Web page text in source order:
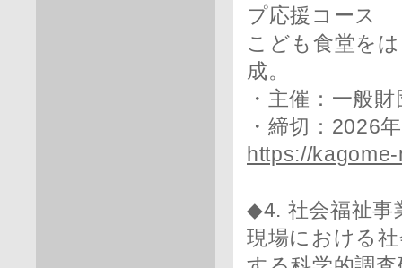
プ応援コース
こども食堂を
成。
・主催：一般
・締切：2026
https://
◆4. 社会福祉事
現場における